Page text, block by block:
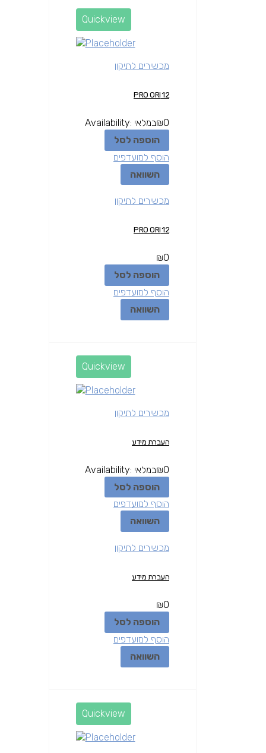
Quickview
מכשירים לתיקון
12 PRO ORI
₪0
Availability: במלאי
הוספה לסל
הוסף למועדפים
השוואה
מכשירים לתיקון
12 PRO ORI
₪0
הוספה לסל
הוסף למועדפים
השוואה
Quickview
מכשירים לתיקון
העברת מידע
₪0
Availability: במלאי
הוספה לסל
הוסף למועדפים
השוואה
מכשירים לתיקון
העברת מידע
₪0
הוספה לסל
הוסף למועדפים
השוואה
Quickview